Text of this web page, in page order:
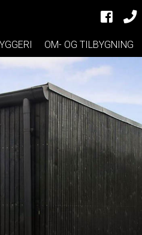
OM- OG TILBYGNING